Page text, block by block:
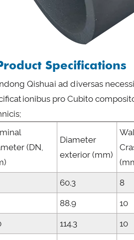
Specifications
Qishuai ad diversas
pro Cubito
(DN,
Diameter
exterior (mm)
60.3 8
88.9 10
114.3 10